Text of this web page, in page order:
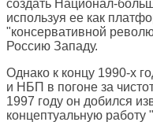
создать Национал-
используя ее как
"консервативной
Россию Западу.
Однако к концу 1990-х
и НБП в погоне за
1997 году он добился
концептуальную